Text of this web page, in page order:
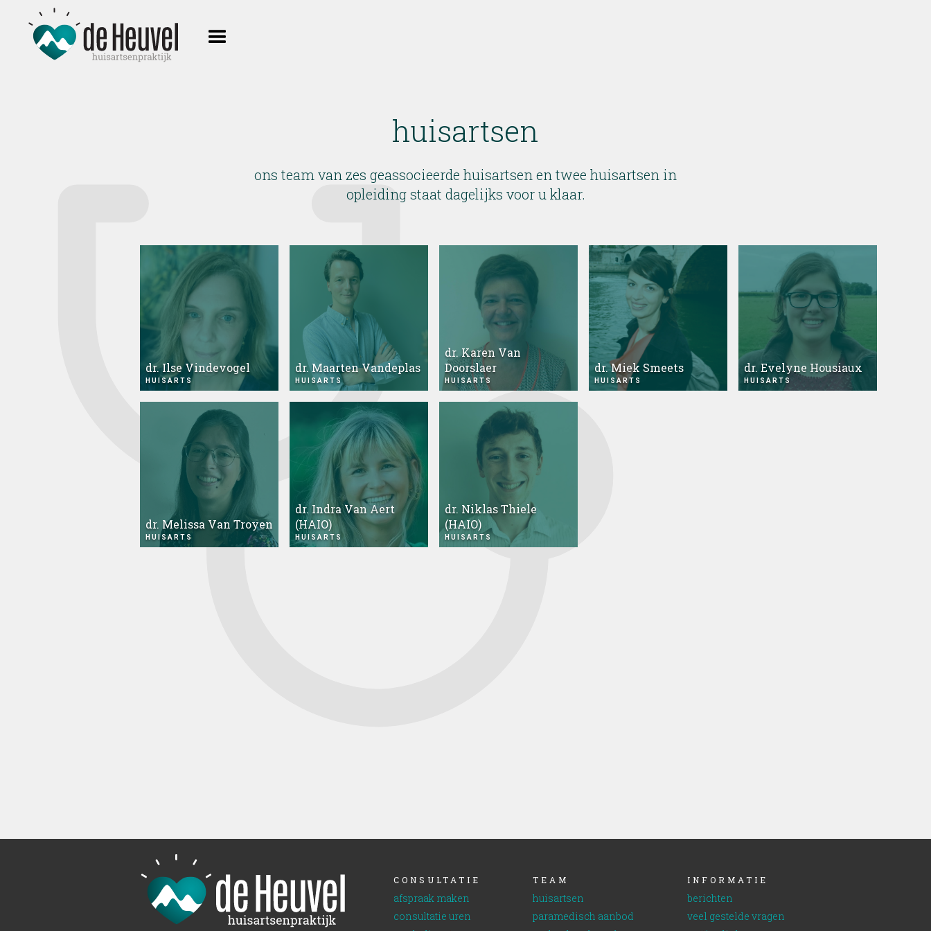
huisartsen
ons team van zes geassocieerde huisartsen en twee huisartsen in
opleiding staat dagelijks voor u klaar.
dr. Ilse Vindevogel
HUISARTS
dr. Maarten Vandeplas
HUISARTS
dr. Karen Van
Doorslaer
HUISARTS
dr. Miek Smeets
HUISARTS
dr. Evelyne Housiaux
HUISARTS
dr. Melissa Van Troyen
HUISARTS
dr. Indra Van Aert
(HAIO)
HUISARTS
dr. Niklas Thiele
(HAIO)
HUISARTS
CONSULTATIE
afspraak maken
consultatie uren
TEAM
huisartsen
paramedisch aanbod
INFORMATIE
berichten
veel gestelde vragen